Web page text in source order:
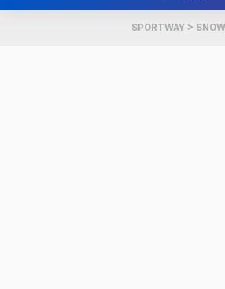
SPORTWAY >